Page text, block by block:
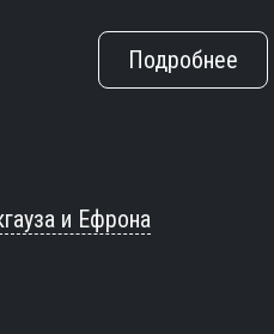
Подробнее
и Ефрона